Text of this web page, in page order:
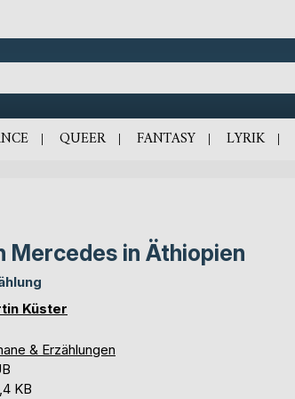
QUEER FANTASY LYRIK
Mercedes in Äthiopien
Küster
& Erzählungen
KB